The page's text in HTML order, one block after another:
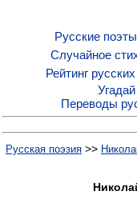
Русские
Биографии
Стихи по
Случайное
Русские поэты
Случайное
Рейтинг
Переводы
Русская поэзия >>